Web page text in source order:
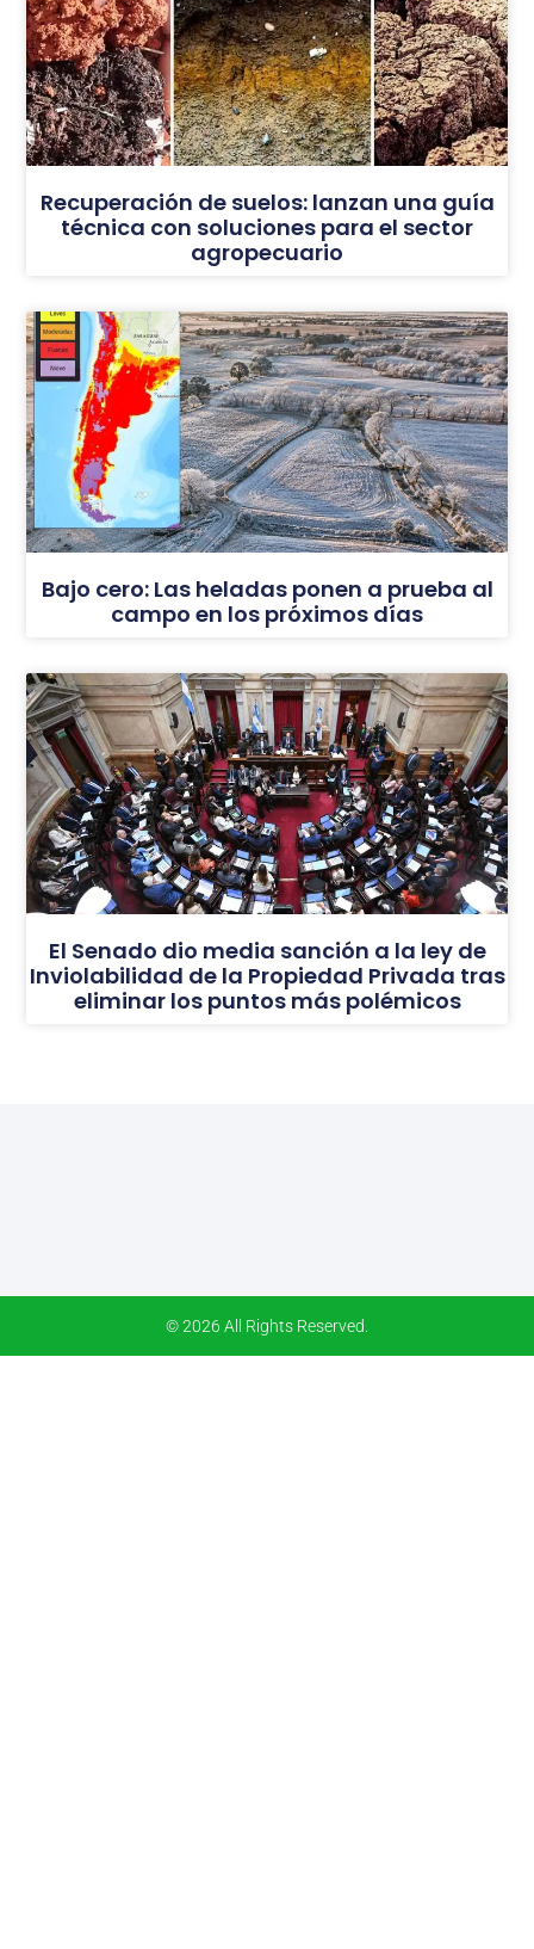
Recuperación de suelos: lanzan una guía
técnica con soluciones para el sector
agropecuario
Bajo cero: Las heladas ponen a prueba al
campo en los próximos días
El Senado dio media sanción a la ley de
Inviolabilidad de la Propiedad Privada tras
eliminar los puntos más polémicos
© 2026 All Rights Reserved.